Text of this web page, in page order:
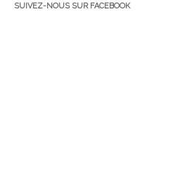
SUIVEZ-NOUS SUR FACEBOOK